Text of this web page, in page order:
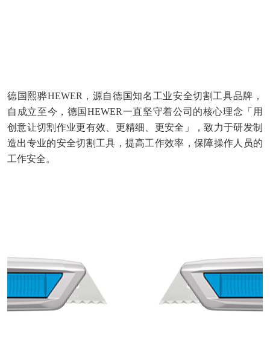
德国熙骅HEWER，源自德国知名工业安全切割工具品牌，
自成立至今，德国HEWER一直坚守着公司的核心理念「用
创意让切割作业更有效、更精细、更安全」，致力于研发制
造出专业的安全切割工具，提高工作效率，保障操作人员的
工作安全。